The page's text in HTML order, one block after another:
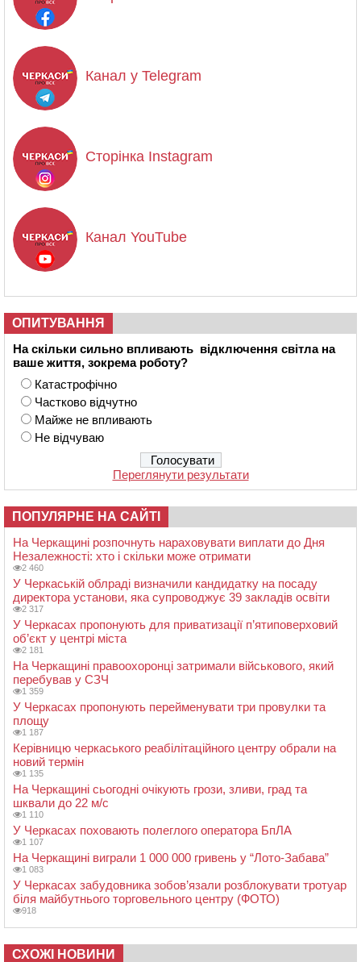
Канал у Telegram
Сторінка Instagram
Канал YouTube
ОПИТУВАННЯ
На скільки сильно впливають відключення світла на
ваше життя, зокрема роботу?
Катастрофічно
Частково відчутно
Майже не впливають
Не відчуваю
Переглянути результати
ПОПУЛЯРНЕ НА САЙТІ
На Черкащині розпочнуть нараховувати виплати до Дня
Незалежності: хто і скільки може отримати
2 460
У Черкаській облраді визначили кандидатку на посаду
директора установи, яка супроводжує 39 закладів освіти
2 317
У Черкасах пропонують для приватизації п’ятиповерховий
об’єкт у центрі міста
2 181
На Черкащині правоохоронці затримали військового, який
перебував у СЗЧ
1 359
У Черкасах пропонують перейменувати три провулки та
площу
1 187
Керівницю черкаського реабілітаційного центру обрали на
новий термін
1 135
На Черкащині сьогодні очікують грози, зливи, град та
шквали до 22 м/с
1 110
У Черкасах поховають полеглого оператора БпЛА
1 107
На Черкащині виграли 1 000 000 гривень у “Лото-Забава”
1 083
У Черкасах забудовника зобов’язали розблокувати тротуар
біля майбутнього торговельного центру (ФОТО)
918
СХОЖІ НОВИНИ